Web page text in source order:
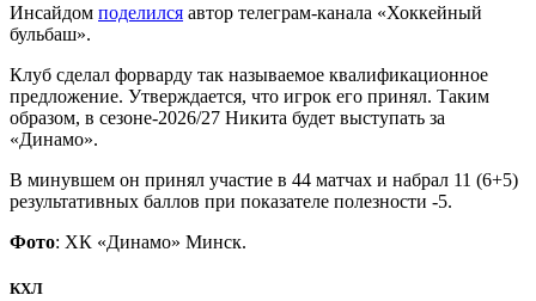
Инсайдом поделился автор телеграм-канала «Хоккейный
бульбаш».
Клуб сделал форварду так называемое квалификационное
предложение. Утверждается, что игрок его принял. Таким
образом, в сезоне-2026/27 Никита будет выступать за
«Динамо».
В минувшем он принял участие в 44 матчах и набрал 11 (6+5)
результативных баллов при показателе полезности -5.
Фото: ХК «Динамо» Минск.
КХЛ